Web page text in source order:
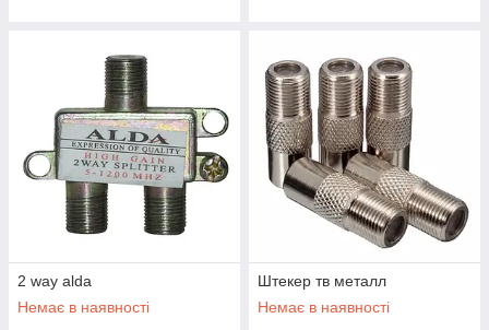
2 way alda
Немає в наявності
Штекер тв металл
Немає в наявності